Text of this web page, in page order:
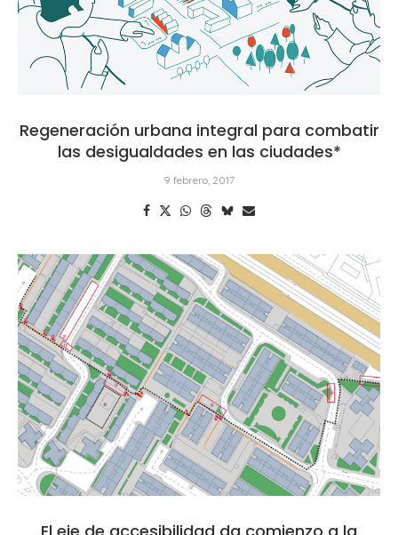
Regeneración urbana integral para combatir
las desigualdades en las ciudades*
9 febrero, 2017